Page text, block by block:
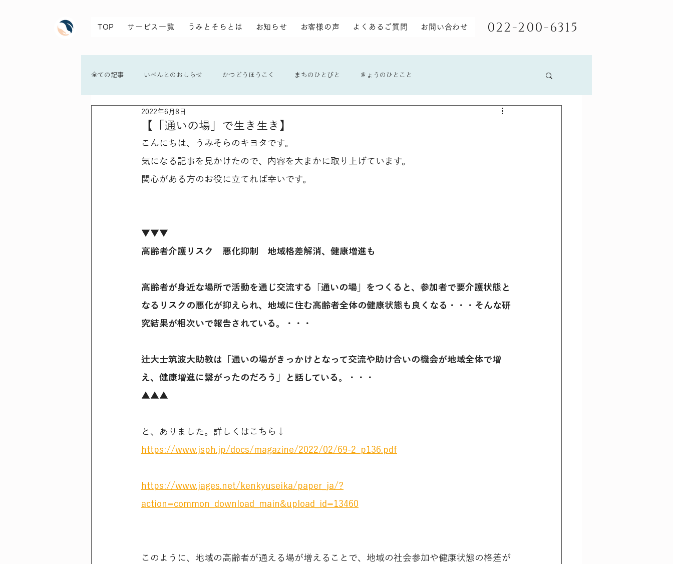
TOP サービス一覧 うみとそらとは お知らせ お客様の声 よくあるご質問 お問い合わせ 022-200-6315
全ての記事 いべんとのおしらせ かつどうほうこく まちのひとびと きょうのひとこと
【「通いの場」で生き生き】
2022年6月8日
こんにちは、うみそらのキヨタです。
気になる記事を見かけたので、内容を大まかに取り上げています。
関心がある方のお役に立てれば幸いです。
▼▼▼
高齢者介護リスク　悪化抑制　地域格差解消、健康増進も
高齢者が身近な場所で活動を通じ交流する「通いの場」をつくると、参加者で要介護状態と
なるリスクの悪化が抑えられ、地域に住む高齢者全体の健康状態も良くなる・・・そんな研
究結果が相次いで報告されている。・・・
辻大士筑波大助教は「通いの場がきっかけとなって交流や助け合いの機会が地域全体で増
え、健康増進に繋がったのだろう」と話している。・・・
▲▲▲
と、ありました。詳しくはこちら↓
https://www.jsph.jp/docs/magazine/2022/02/69-2_p136.pdf
https://www.jages.net/kenkyuseika/paper_ja/?
action=common_download_main&upload_id=13460
このように、地域の高齢者が通える場が増えることで、地域の社会参加や健康状態の格差が